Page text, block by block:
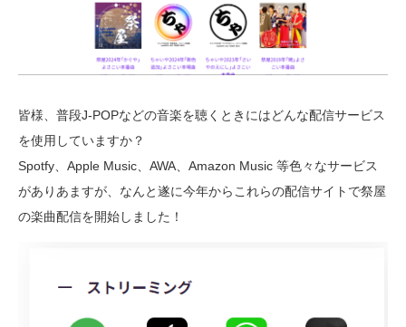
皆様、普段J-POPなどの音楽を聴くときにはどんな配信サービス
を使用していますか？
Spotfy、Apple Music、AWA、Amazon Music 等色々なサービス
がありあますが、なんと遂に今年からこれらの配信サイトで祭屋
の楽曲配信を開始しました！